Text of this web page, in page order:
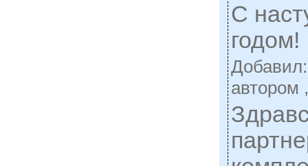
С
годом!
автором